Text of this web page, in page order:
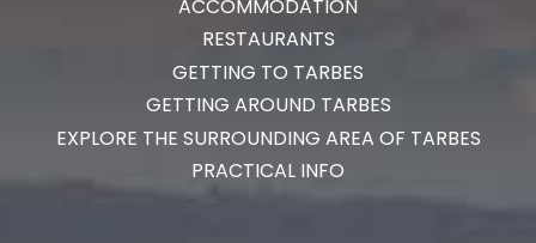
ACCOMMODATION
RESTAURANTS
GETTING TO TARBES
GETTING AROUND TARBES
EXPLORE THE SURROUNDING AREA OF TARBES
PRACTICAL INFO